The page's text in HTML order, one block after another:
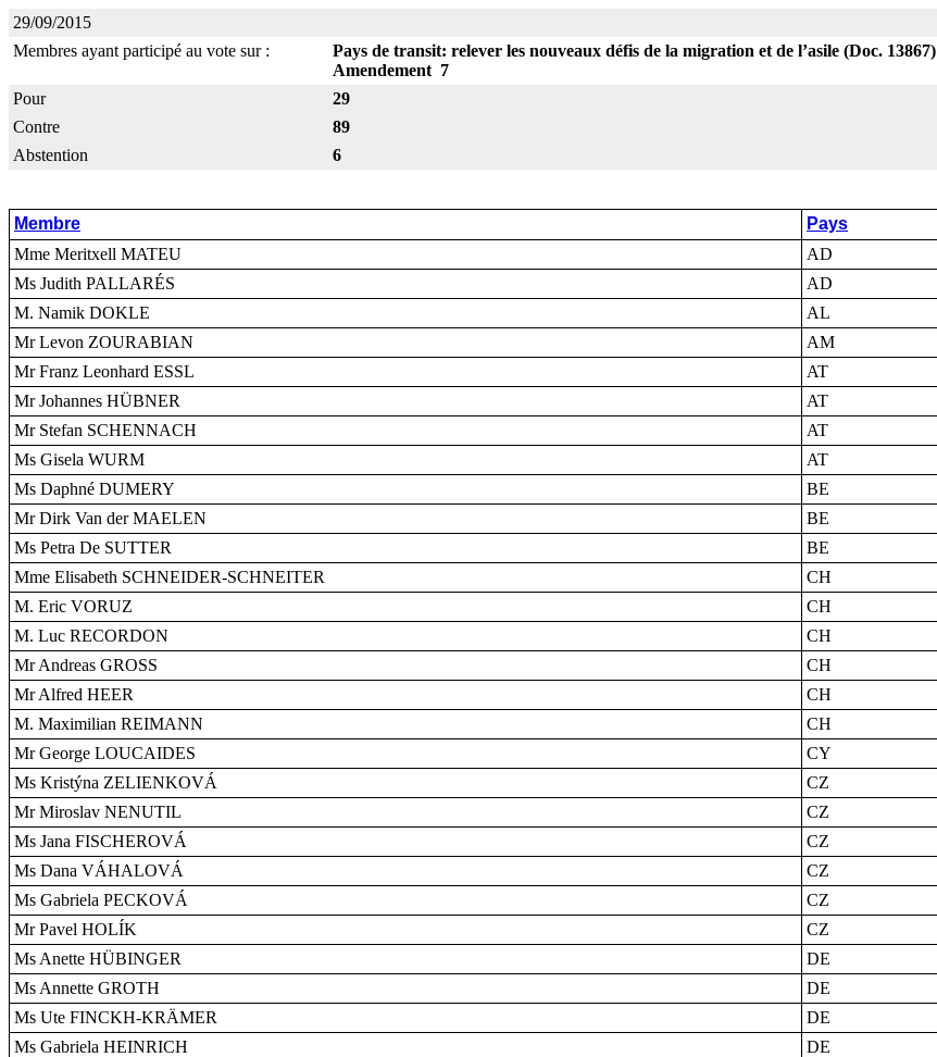
29/09/2015
Membres ayant participé au vote sur :
Pays de transit: relever les nouveaux défis de la migration et de l’asile (Doc. 13867)
Amendement 7
Pour
29
Contre
89
Abstention
6
Membre Pays
Mme Meritxell MATEU
AD
Ms Judith PALLARÉS
AD
M. Namik DOKLE
AL
Mr Levon ZOURABIAN
AM
Mr Franz Leonhard ESSL
AT
Mr Johannes HÜBNER
AT
Mr Stefan SCHENNACH
AT
Ms Gisela WURM
AT
Ms Daphné DUMERY
BE
Mr Dirk Van der MAELEN
BE
Ms Petra De SUTTER
BE
Mme Elisabeth SCHNEIDER-SCHNEITER
CH
M. Eric VORUZ
CH
M. Luc RECORDON
CH
Mr Andreas GROSS
CH
Mr Alfred HEER
CH
M. Maximilian REIMANN
CH
Mr George LOUCAIDES
CY
Ms Kristýna ZELIENKOVÁ
CZ
Mr Miroslav NENUTIL
CZ
Ms Jana FISCHEROVÁ
CZ
Ms Dana VÁHALOVÁ
CZ
Ms Gabriela PECKOVÁ
CZ
Mr Pavel HOLÍK
CZ
Ms Anette HÜBINGER
DE
Ms Annette GROTH
DE
Ms Ute FINCKH-KRÄMER
DE
Ms Gabriela HEINRICH
DE